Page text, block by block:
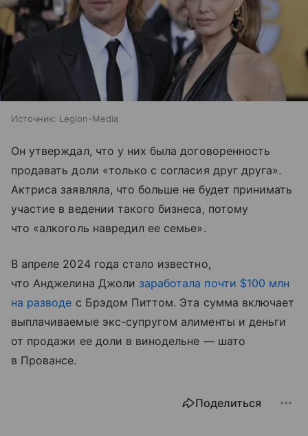
Источник: Legion-Media
Он утверждал, что у них была договоренность
продавать доли «только с согласия друг друга».
Актриса заявляла, что больше не будет принимать
участие в ведении такого бизнеса, потому
что «алкоголь навредил ее семье».
В апреле 2024 года стало известно,
что Анджелина Джоли заработала почти $100 млн
на разводе с Брэдом Питтом. Эта сумма включает
выплачиваемые экс-супругом алименты и деньги
от продажи ее доли в винодельне — шато
в Провансе.
Поделиться